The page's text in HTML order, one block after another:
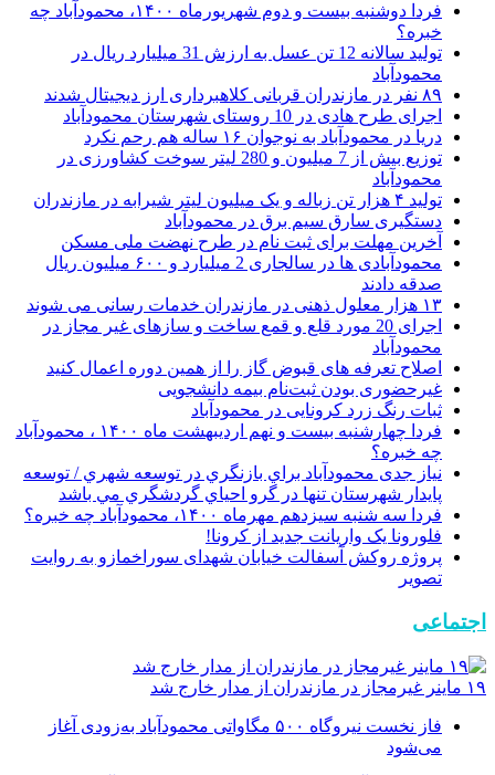
فردا دوشنبه بیست و دوم شهریورماه ۱۴۰۰، محمودآباد چه
خبره؟
تولید سالانه 12 تن عسل به ارزش 31 میلیارد ریال در
محمودآباد
۸۹ نفر در مازندران قربانی کلاهبرداری ارز دیجیتال شدند
اجرای طرح هادی در 10 روستای شهرستان محمودآباد
دریا در محمودآباد به نوجوان ۱۶ ساله هم رحم نکرد
توزیع بیش از 7 میلیون و 280 لیتر سوخت کشاورزی در
محمودآباد
تولید ۴ هزار تن زباله و یک میلیون لیتر شیرابه در مازندران
دستگیری سارق سیم برق در محمودآباد
آخرین مهلت برای ثبت نام در طرح نهضت ملی مسکن
محمودآبادی ها در سالجاری 2 میلیارد و ۶۰۰ میلیون ریال
صدقه دادند
۱۳ هزار معلول ذهنی در مازندران خدمات رسانی می شوند
اجرای 20 مورد قلع و قمع ساخت و سازهای غیر مجاز در
محمودآباد
اصلاح تعرفه های قبوض گاز را از همین دوره اعمال کنید
غیرحضوری بودن ثبت‌نام بیمه دانشجویی
ثبات رنگ زرد کرونایی در محمودآباد
فردا چهارشنبه بیست و نهم اردیبهشت ماه ۱۴۰۰ ، محمودآباد
چه خبره؟
نیاز جدی محمودآباد براي بازنگري در توسعه شهري / توسعه
پايدار شهرستان تنها در گرو احياي گردشگري مي باشد
فردا سه شنبه سیزدهم مهرماه ۱۴۰۰، محمودآباد چه خبره؟
فلورونا یک واریانت جدید از کرونا!
پروژه روکش آسفالت خیابان شهدای سوراخمازو به روایت
تصویر
اجتماعی
۱۹ ماینر غیرمجاز در مازندران از مدار خارج شد
فاز نخست نیروگاه ۵۰۰ مگاواتی محمودآباد به‌زودی آغاز
می‌شود